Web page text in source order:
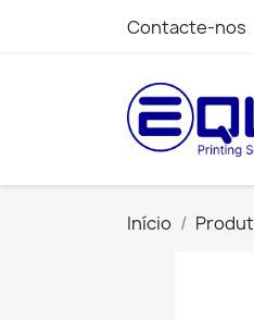
Contacte-nos
Início